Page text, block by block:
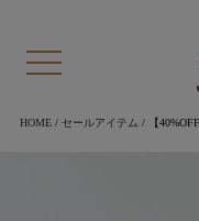
HOME/ セールアイテム / 【